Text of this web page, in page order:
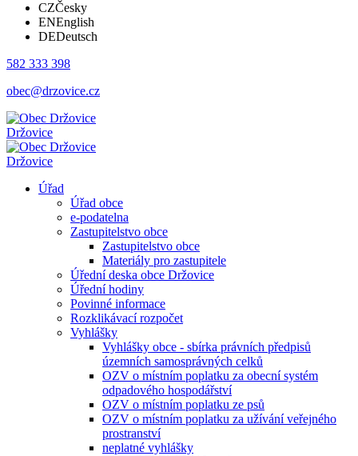
CZČesky
ENEnglish
DEDeutsch
582 333 398
obec@drzovice.cz
Držovice
Držovice
Úřad
Úřad obce
e-podatelna
Zastupitelstvo obce
Zastupitelstvo obce
Materiály pro zastupitele
Úřední deska obce Držovice
Úřední hodiny
Povinné informace
Rozklikávací rozpočet
Vyhlášky
Vyhlášky obce - sbírka právních předpisů
územních samosprávných celků
OZV o místním poplatku za obecní systém
odpadového hospodářství
OZV o místním poplatku ze psů
OZV o místním poplatku za užívání veřejného
prostranství
neplatné vyhlášky